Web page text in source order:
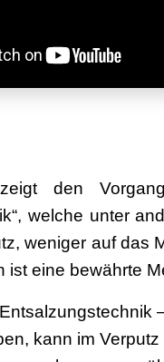
den
welche unter
weniger auf das
ist eine bewährte
kann im